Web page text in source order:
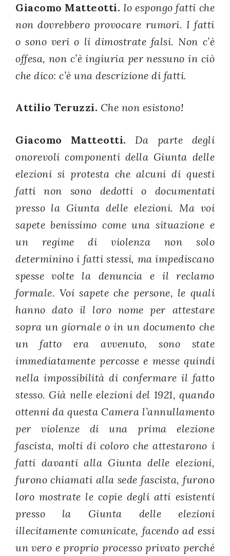
Giacomo Matteotti. Io espongo fatti che
non dovrebbero provocare rumori. I fatti
o sono veri o li dimostrate falsi. Non c’è
offesa, non c’è ingiuria per nessuno in ciò
che dico: c’è una descrizione di fatti.
Attilio Teruzzi. Che non esistono!
Giacomo Matteotti. Da parte degli
onorevoli componenti della Giunta delle
elezioni si protesta che alcuni di questi
fatti non sono dedotti o documentati
presso la Giunta delle elezioni. Ma voi
sapete benissimo come una situazione e
un regime di violenza non solo
determinino i fatti stessi, ma impediscano
spesse volte la denuncia e il reclamo
formale. Voi sapete che persone, le quali
hanno dato il loro nome per attestare
sopra un giornale o in un documento che
un fatto era avvenuto, sono state
immediatamente percosse e messe quindi
nella impossibilità di confermare il fatto
stesso. Già nelle elezioni del 1921, quando
ottenni da questa Camera l’annullamento
per violenze di una prima elezione
fascista, molti di coloro che attestarono i
fatti davanti alla Giunta delle elezioni,
furono chiamati alla sede fascista, furono
loro mostrate le copie degli atti esistenti
presso la Giunta delle elezioni
illecitamente comunicate, facendo ad essi
un vero e proprio processo privato perché